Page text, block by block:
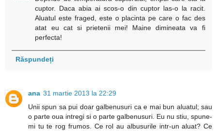
cuptor. Daca abia ai scos-o din cuptor las-o la racit.
Aluatul este fraged, este o placinta pe care o fac des
atat eu cat si prietenii mei! Maine dimineata va fi
perfecta!
Răspundeți
ana 31 martie 2013 la 22:29
Unii spun sa pui doar galbenusuri ca e mai bun aluatul; sau
o parte oua intregi si o parte galbenusuri. Eu nu stiu, spune-
mi tu te rog frumos. Ce rol au albusurile intr-un aluat? Ce